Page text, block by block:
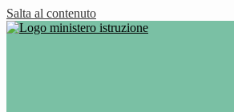
Salta al contenuto